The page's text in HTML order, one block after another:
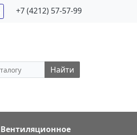
+7 (4212) 57-57-99
Найти
Вентиляционное